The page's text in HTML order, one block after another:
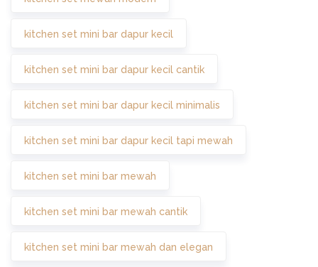
kitchen set mini bar dapur kecil
kitchen set mini bar dapur kecil cantik
kitchen set mini bar dapur kecil minimalis
kitchen set mini bar dapur kecil tapi mewah
kitchen set mini bar mewah
kitchen set mini bar mewah cantik
kitchen set mini bar mewah dan elegan